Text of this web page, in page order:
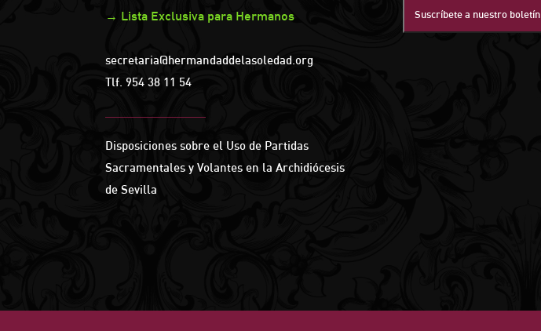
→ Lista Exclusiva para Hermanos
secretaria@hermandaddelasoledad.org
Tlf. 954 38 11 54
Disposiciones sobre el Uso de Partidas
Sacramentales y Volantes en la Archidiócesis
de Sevilla
Suscríbete a nuestro boletín